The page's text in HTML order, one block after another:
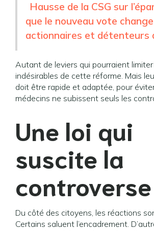
Hausse de la CSG sur
que le nouveau vote
actionnaires et détenteurs
Autant de leviers qui pourraient
indésirables de cette réforme. Mais
doit être rapide et adaptée, pour
médecins ne subissent seuls les
Une loi qui
suscite la
controverse
Du côté des citoyens, les réactions
Certains saluent l’encadrement.